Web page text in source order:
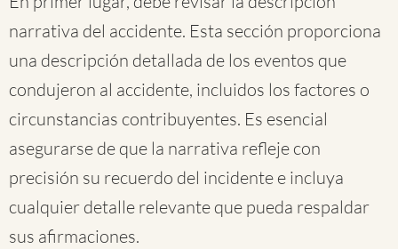
narrativa del accidente. Esta sección proporciona
una descripción detallada de los eventos que
condujeron al accidente, incluidos los factores o
circunstancias contribuyentes. Es esencial
asegurarse de que la narrativa refleje con
precisión su recuerdo del incidente e incluya
cualquier detalle relevante que pueda respaldar
sus afirmaciones.